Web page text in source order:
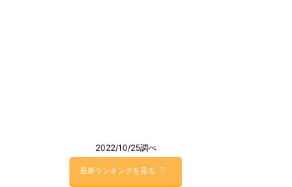
2022/10/25調べ
最新ランキングを見る